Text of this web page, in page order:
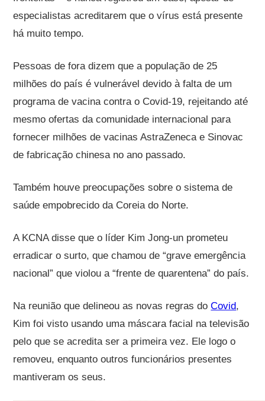
especialistas acreditarem que o vírus está presente
há muito tempo.
Pessoas de fora dizem que a população de 25
milhões do país é vulnerável devido à falta de um
programa de vacina contra o Covid-19, rejeitando até
mesmo ofertas da comunidade internacional para
fornecer milhões de vacinas AstraZeneca e Sinovac
de fabricação chinesa no ano passado.
Também houve preocupações sobre o sistema de
saúde empobrecido da Coreia do Norte.
A KCNA disse que o líder Kim Jong-un prometeu
erradicar o surto, que chamou de “grave emergência
nacional” que violou a “frente de quarentena” do país.
Na reunião que delineou as novas regras doCovid,
Kim foi visto usando uma máscara facial na televisão
pelo que se acredita ser a primeira vez. Ele logo o
removeu, enquanto outros funcionários presentes
mantiveram os seus.